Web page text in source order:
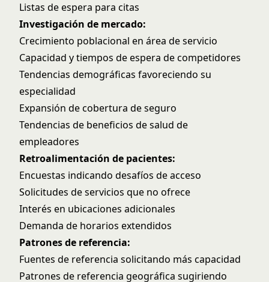
Listas de espera para citas
Investigación de mercado:
Crecimiento poblacional en área de servicio
Capacidad y tiempos de espera de competidores
Tendencias demográficas favoreciendo su
especialidad
Expansión de cobertura de seguro
Tendencias de beneficios de salud de
empleadores
Retroalimentación de pacientes:
Encuestas indicando desafíos de acceso
Solicitudes de servicios que no ofrece
Interés en ubicaciones adicionales
Demanda de horarios extendidos
Patrones de referencia:
Fuentes de referencia solicitando más capacidad
Patrones de referencia geográfica sugiriendo